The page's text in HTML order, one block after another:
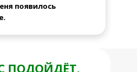
появилось
ПОДОЙДЁТ,